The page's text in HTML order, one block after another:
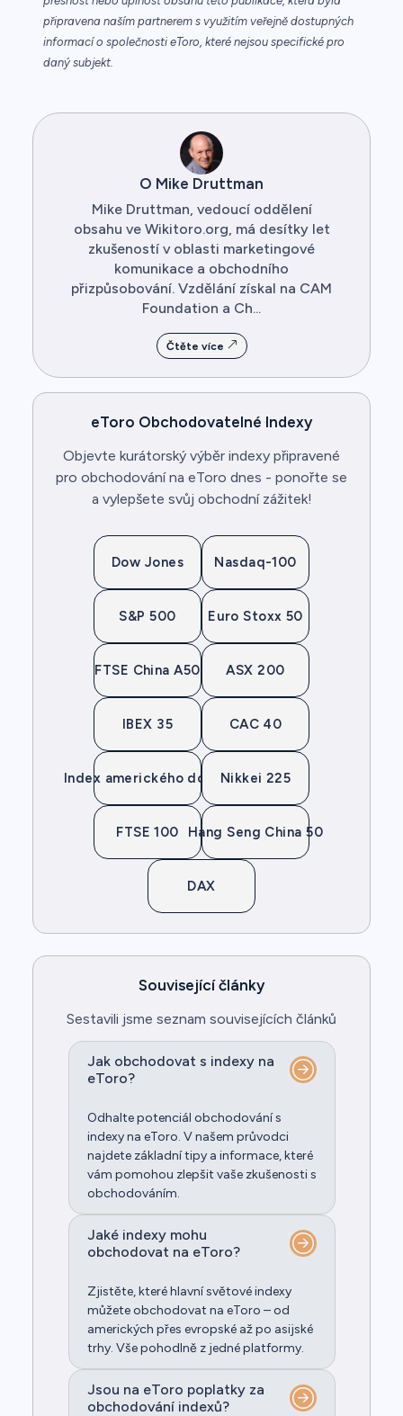
připravena naším partnerem s využitím veřejně dostupných
informací o společnosti eToro, které nejsou specifické pro
daný subjekt.
O Mike Druttman
Mike Druttman, vedoucí oddělení
obsahu ve Wikitoro.org, má desítky let
zkušeností v oblasti marketingové
komunikace a obchodního
přizpůsobování. Vzdělání získal na CAM
Foundation a Ch...
Čtěte více
eToro Obchodovatelné Indexy
Objevte kurátorský výběr indexy připravené
pro obchodování na eToro dnes - ponořte se
a vylepšete svůj obchodní zážitek!
Dow Jones Nasdaq-100
S&P 500 Euro Stoxx 50
FTSE China A50 ASX 200
IBEX 35 CAC 40
Index amerického dolaruNikkei 225
FTSE 100 Hang Seng China 50
DAX
Související články
Sestavili jsme seznam souvisejících článků
Jak obchodovat s indexy na
eToro?
Odhalte potenciál obchodování s
indexy na eToro. V našem průvodci
najdete základní tipy a informace, které
vám pomohou zlepšit vaše zkušenosti s
obchodováním.
Jaké indexy mohu
obchodovat na eToro?
Zjistěte, které hlavní světové indexy
můžete obchodovat na eToro – od
amerických přes evropské až po asijské
trhy. Vše pohodlně z jedné platformy.
Jsou na eToro poplatky za
obchodování indexů?